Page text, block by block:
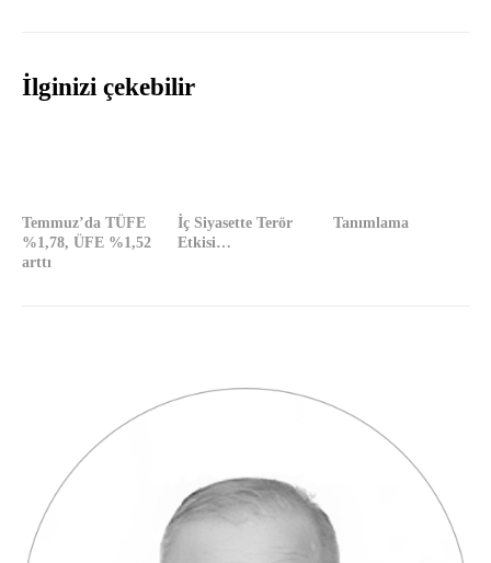
İlginizi çekebilir
Temmuz’da TÜFE
%1,78, ÜFE %1,52
arttı
İç Siyasette Terör
Etkisi…
Tanımlama